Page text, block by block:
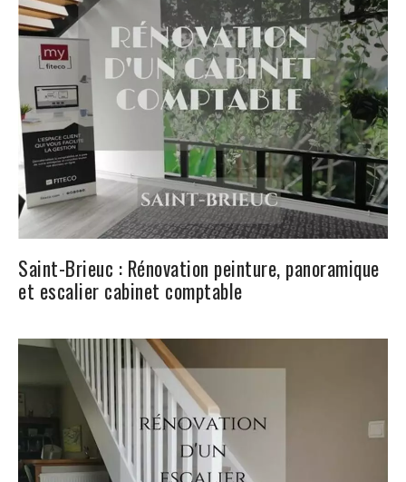
Saint-Brieuc : Rénovation peinture, panoramique
et escalier cabinet comptable